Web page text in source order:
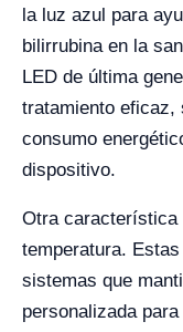
la luz azul para
bilirrubina en la
LED de última
tratamiento eficaz,
consumo
dispositivo.
Otra característica
temperatura.
sistemas que
personalizada